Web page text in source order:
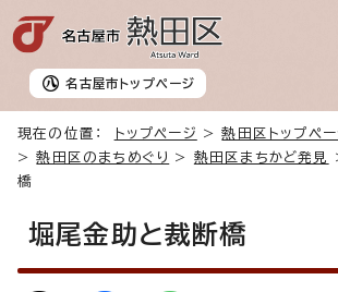
名古屋市 トップページ
現在の位置： トップページ >熱田区トップペー
>熱田区のまちめぐり > 熱田区まちかど発見
橋
堀尾金助と裁断橋